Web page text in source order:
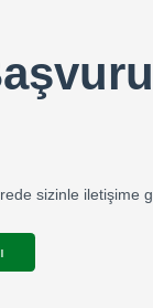
sizinle iletişime